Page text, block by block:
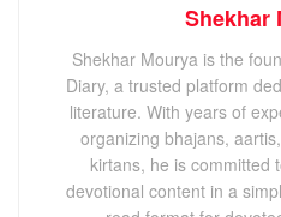
Shekhar
Shekhar Mourya is the
Diary, a trusted platform
literature. With years of
organizing bhajans,
kirtans, he is committed
devotional content in a